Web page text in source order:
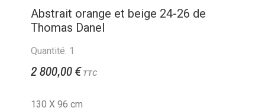
Abstrait orange et beige 24-26 de
Thomas Danel
Quantité: 1
2 800,00 € TTC
130 X 96 cm